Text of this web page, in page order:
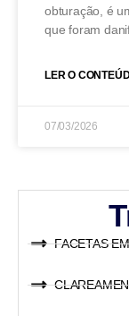
obturação, é
que foram
LER O
07/03/2026
FACETAS